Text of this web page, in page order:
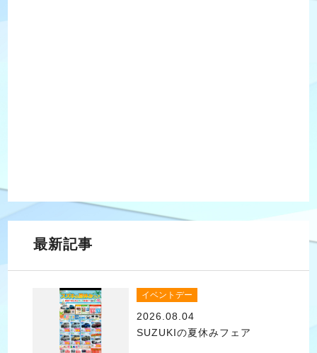
最新記事
イベントデー
2026.08.04
SUZUKIの夏休みフェア